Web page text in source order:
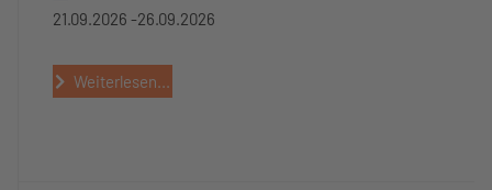
21.09.2026 -26.09.2026
Weiterlesen...